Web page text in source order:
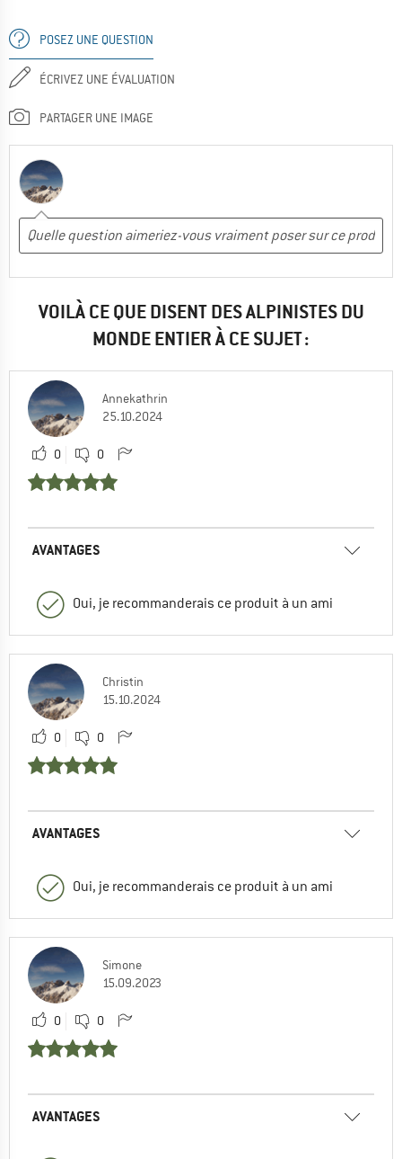
POSEZ UNE QUESTION
ÉCRIVEZ UNE ÉVALUATION
PARTAGER UNE IMAGE
VOILÀ CE QUE DISENT DES ALPINISTES DU
MONDE ENTIER À CE SUJET :
Annekathrin
25.10.2024
0 0
AVANTAGES
Oui, je recommanderais ce produit à un ami
Christin
15.10.2024
0 0
AVANTAGES
Oui, je recommanderais ce produit à un ami
Simone
15.09.2023
0 0
AVANTAGES